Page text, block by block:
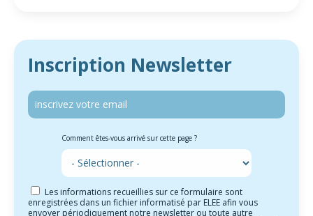
Inscription Newsletter
Comment êtes-vous arrivé sur cette page ?
Les informations recueillies sur ce formulaire sont
enregistrées dans un fichier informatisé par ELEE afin vous
envoyer périodiquement notre newsletter ou toute autre